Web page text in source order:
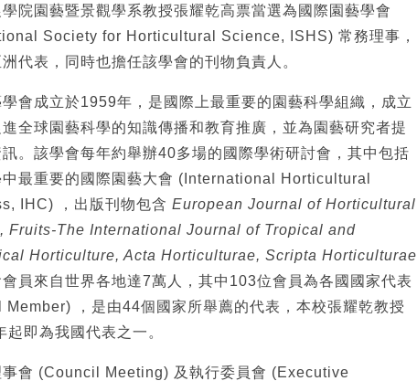
院園藝暨景觀學系教授張耀乾高票當選為國際園藝學會
Society for Horticultural Science, ISHS) 常務理事，
代表，同時也擔任該學會的刊物負責人。
學會成立於1959年，是國際上最重要的園藝科學組織，成立
全球園藝科學的知識傳播和教育推廣，並為園藝研究者提
。該學會每年約舉辦40多場的國際學術研討會，其中包括
中最重要的國際園藝大會 (International Horticultural
IHC) ，出版刊物包含 European Journal of Horticultural
Fruits-The International Journal of Tropical and
Horticulture, Acta Horticulturae, Scripta Horticulturae
員來自世界各地達7萬人，其中103位會員為各國國家代表
，是由44個國家所舉薦的代表，本校張耀乾教授
起即為我國代表之一。
事會 (Council Meeting) 及執行委員會 (Executive